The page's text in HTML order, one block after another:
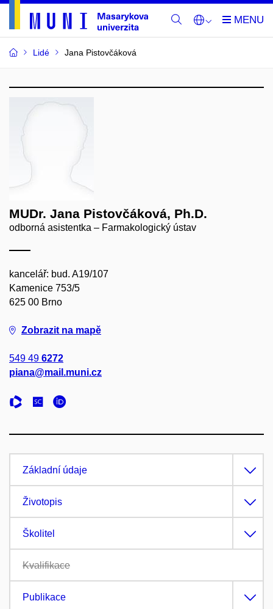
Lidé Jana Pistovčáková
MUDr. Jana Pistovčáková, Ph.D.
odborná asistentka – Farmakologický ústav
kancelář: bud. A19/107
Kamenice 753/5
625 00 Brno
Zobrazit na mapě
549 49 6272
piana@mail.muni.cz
Základní údaje
Životopis
Školitel
Kvalifikace
Publikace